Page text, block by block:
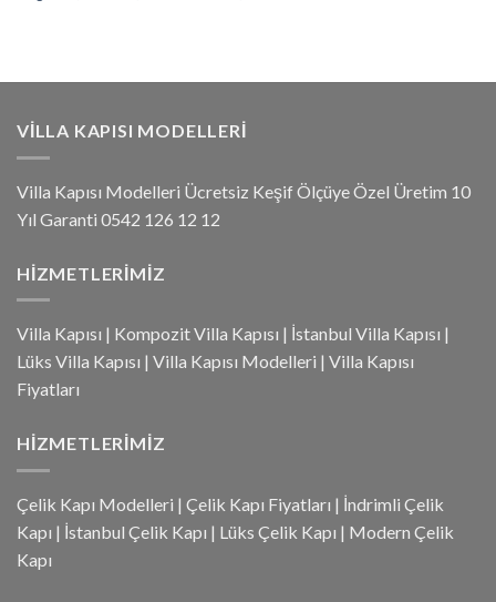
VILLA KAPISI MODELLERI
Villa Kapısı Modelleri Ücretsiz Keşif Ölçüye Özel Üretim 10
Yıl Garanti 0542 126 12 12
HIZMETLERIMIZ
Villa Kapısı | Kompozit Villa Kapısı | İstanbul Villa Kapısı |
Lüks Villa Kapısı | Villa Kapısı Modelleri | Villa Kapısı
Fiyatları
HIZMETLERIMIZ
Çelik Kapı Modelleri | Çelik Kapı Fiyatları | İndrimli Çelik
Kapı | İstanbul Çelik Kapı | Lüks Çelik Kapı | Modern Çelik
Kapı